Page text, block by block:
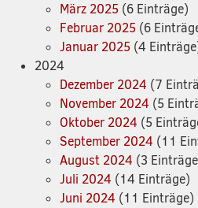
März 2025 (6 Einträge)
Februar 2025 (6
Januar 2025 (4
2024
Dezember 2024 (7
November 2024 (5
Oktober 2024 (5
September 2024 (11
August 2024 (3
Juli 2024 (14 Einträge)
Juni 2024 (11 Einträge)